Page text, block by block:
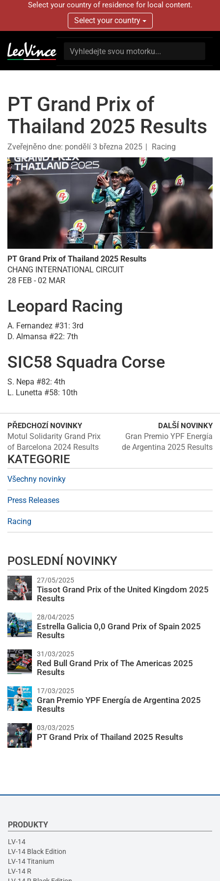
Select your country of residence for local content.
Select your country
PT Grand Prix of
Thailand 2025 Results
Zveřejněno dne: pondělí 3 března 2025 Racing
PT Grand Prix of Thailand 2025 Results
CHANG INTERNATIONAL CIRCUIT
28 FEB - 02 MAR
Leopard Racing
A. Fernandez #31: 3rd
D. Almansa #22: 7th
SIC58 Squadra Corse
S. Nepa #82: 4th
L. Lunetta #58: 10th
PŘEDCHOZÍ NOVINKY
Motul Solidarity Grand Prix
of Barcelona 2024 Results
DALŠÍ NOVINKY
Gran Premio YPF Energía
de Argentina 2025 Results
KATEGORIE
Všechny novinky
Press Releases
Racing
POSLEDNÍ NOVINKY
27/05/2025
Tissot Grand Prix of the United Kingdom 2025
Results
28/04/2025
Estrella Galicia 0,0 Grand Prix of Spain 2025
Results
31/03/2025
Red Bull Grand Prix of The Americas 2025
Results
17/03/2025
Gran Premio YPF Energía de Argentina 2025
Results
03/03/2025
PT Grand Prix of Thailand 2025 Results
PRODUKTY
LV-14
LV-14 Black Edition
LV-14 Titanium
LV-14 R